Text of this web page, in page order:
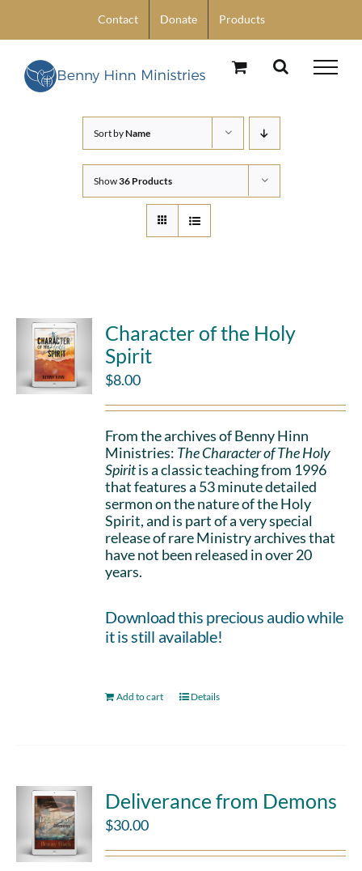
content
Contact Donate Products
Sort byName
Show36 Products
Character of the Holy
Spirit
$8.00
From the archives of Benny Hinn
Ministries: The Character of The Holy
Spiritis a classic teaching from 1996
that features a 53 minute detailed
sermon on the nature of the Holy
Spirit, and is part of a very special
release of rare Ministry archives that
have not been released in over 20
years.
Download this precious audio while
it is still available!
Add to cart Details
Deliverance from Demons
$30.00